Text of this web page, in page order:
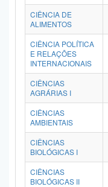
CIÊNCIA DE
ALIMENTOS
CIÊNCIA POLÍTICA
E RELAÇÕES
INTERNACIONAIS
CIÊNCIAS
AGRÁRIAS I
CIÊNCIAS
AMBIENTAIS
CIÊNCIAS
BIOLÓGICAS I
CIÊNCIAS
BIOLÓGICAS II